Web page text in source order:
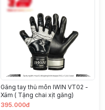
Găng tay thủ môn IWIN VT02 -
Xám ( Tặng chai xịt găng)
395.000đ